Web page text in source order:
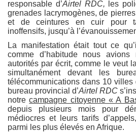
responsable d’Airtel RDC,
les
grenades lacrymogènes, de
et de ceintures en cuir pour
inoffensifs, jusqu’à
La manifestation était tout ce
comme d’habitude nous
autorités par écrit, comme le veut
simultanément devant les
télécommunications dans 10
bureau provincial d’Airtel RDC
notrecampagne citoyenne « A
depuis plusieurs mois pour
médiocres et leurs tarifs
parmi les plus élevés en Afrique.